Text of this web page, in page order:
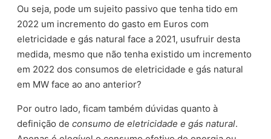
Ou seja, pode um sujeito passivo que tenha tido em
2022 um incremento do gasto em Euros com
eletricidade e gás natural face a 2021, usufruir desta
medida, mesmo que não tenha existido um incremento
em 2022 dos consumos de eletricidade e gás natural
em MW face ao ano anterior?
Por outro lado, ficam também dúvidas quanto à
definição deconsumo de eletricidade e gás natural.